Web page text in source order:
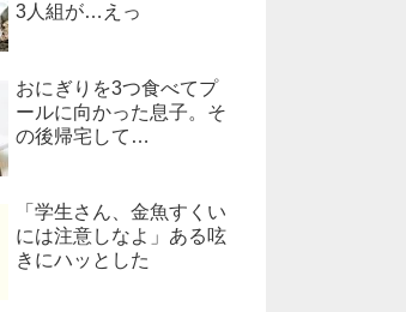
3人組が…えっ
おにぎりを3つ食べてプ
ールに向かった息子。そ
の後帰宅して…
「学生さん、金魚すくい
には注意しなよ」ある呟
きにハッとした